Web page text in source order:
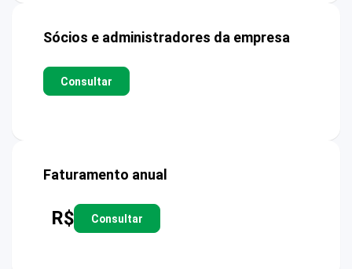
Sócios e administradores da empresa
Consultar
Faturamento anual
R$ Consultar